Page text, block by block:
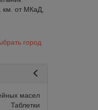
км. от МКаД,
город
масел
Таблетки